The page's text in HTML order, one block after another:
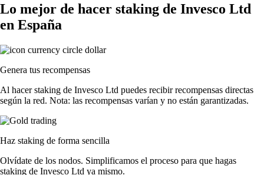
Lo mejor de hacer staking de Invesco Ltd
en España
Genera tus recompensas
Al hacer staking de Invesco Ltd puedes recibir recompensas directas
según la red. Nota: las recompensas varían y no están garantizadas.
Haz staking de forma sencilla
Olvídate de los nodos. Simplificamos el proceso para que hagas
staking de Invesco Ltd ya mismo.